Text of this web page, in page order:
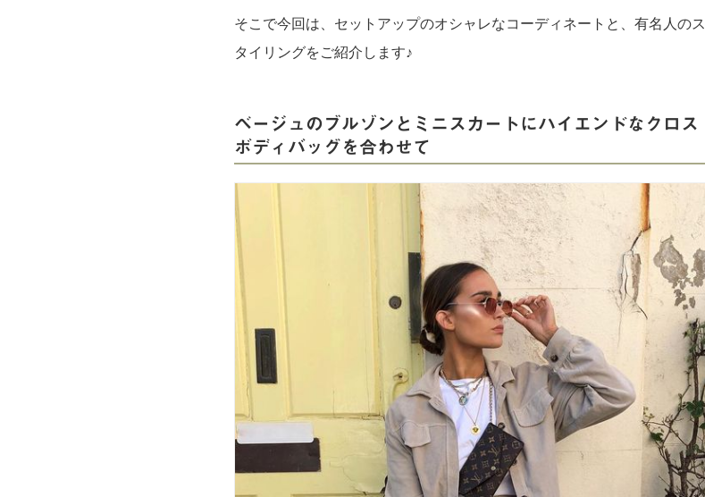
そこで今回は、セットアップのオシャレなコーディネートと、有名人のス
タイリングをご紹介します♪
ベージュのブルゾンとミニスカートにハイエンドなクロス
ボディバッグを合わせて